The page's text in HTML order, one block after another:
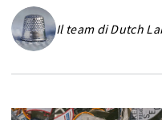
Il team di Dutch